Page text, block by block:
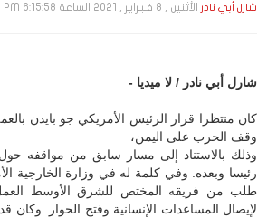
شارل أبي نادر الأثنين , 8 فـبـرايـر , 2021 الساعة 6:15:58 PM
شارل أبي نادر / لا ميديا -
كان منتظرا قرار الرئيس الأمريكي جو بايدن
وقف الحرب على اليمن،
وذلك بالاستناد إلى مسار سابق من مواقفه حول
رئيسا وبعده. وفي كلمة له في وزارة الخارجية
طلب من فريقه المختص للشرق الأوسط العمل
لإيصال المساعدات الإنسانية وفتح الحوار.